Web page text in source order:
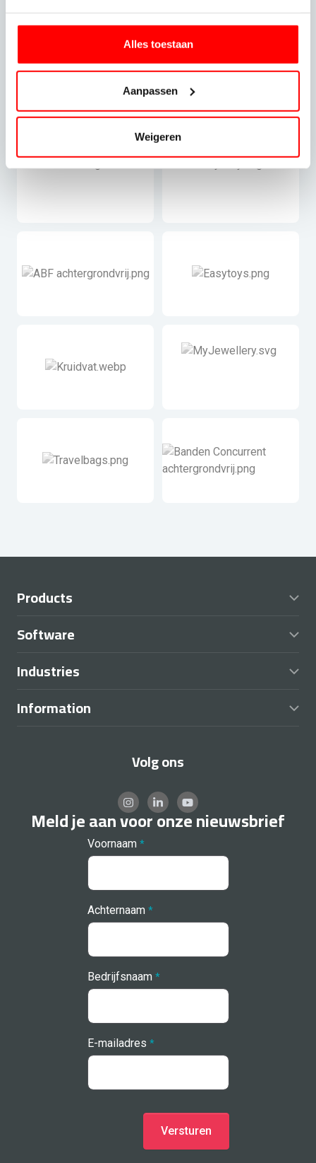
Alles toestaan
Aanpassen
Weigeren
Products
Software
Industries
Information
Volg ons
Meld je aan voor onze nieuwsbrief
Voornaam *
Achternaam *
Bedrijfsnaam *
E-mailadres *
Versturen